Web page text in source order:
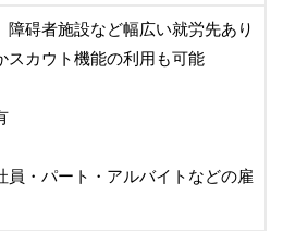
障碍者施設など幅広い就労先あり
スカウト機能の利用も可能
員・パート・アルバイトなどの雇